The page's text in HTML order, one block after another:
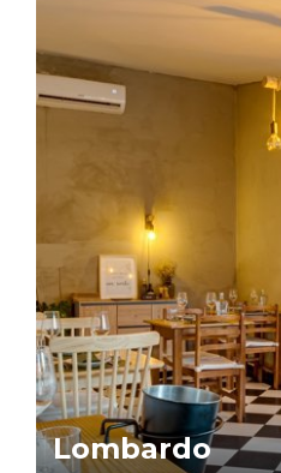
Lombardo